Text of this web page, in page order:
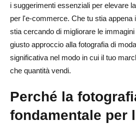
Quali attrezzature vengono
moda?
Quali sono i 4 diversi tipi di
Come fare fotografie per l'e-
Che software utilizzano i fotografi di
i suggerimenti essenziali per elevare
per l'e-commerce. Che tu stia appena
stia cercando di migliorare le
giusto approccio alla fotografia di
significativa nel modo in cui il tuo
che quantità vendi.
Perché la
fondamentale per